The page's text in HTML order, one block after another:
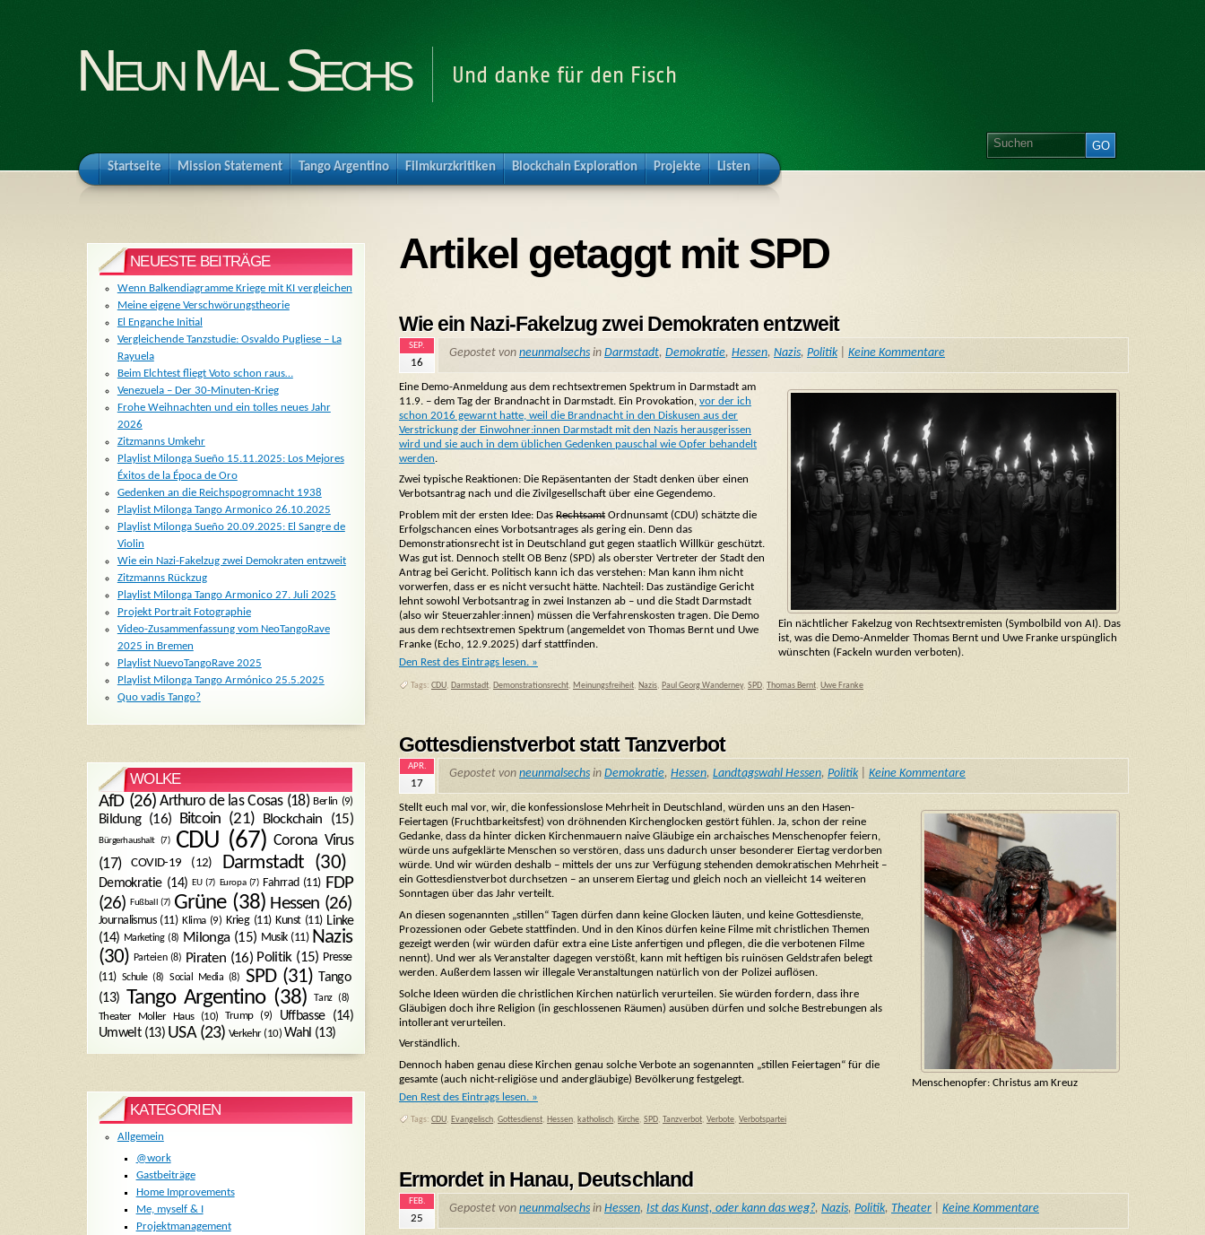
Neun Mal Sechs Und danke für den Fisch
Startseite Mission Statement Tango Argentino Filmkurzkritiken Blockchain Exploration Projekte Listen
Artikel getaggt mit SPD
Wie ein Nazi-Fakelzug zwei Demokraten entzweit
SEP.
16
Gepostet von neunmalsechs in Darmstadt, Demokratie, Hessen, Nazis, Politik| Keine Kommentare
Ein nächtlicher Fakelzug von Rechtsextremisten (Symbolbild von AI). Das
ist, was die Demo-Anmelder Thomas Bernt und Uwe Franke urspünglich
wünschten (Fackeln wurden verboten).
Eine Demo-Anmeldung aus dem rechtsextremen Spektrum in Darmstadt am
11.9. – dem Tag der Brandnacht in Darmstadt. Ein Provokation, vor der ich
schon 2016 gewarnt hatte, weil die Brandnacht in den Diskusen aus der
Verstrickung der Einwohner:innen Darmstadt mit den Nazis herausgerissen
wird und sie auch in dem üblichen Gedenken pauschal wie Opfer behandelt
werden.
Zwei typische Reaktionen: Die Repäsentanten der Stadt denken über einen
Verbotsantrag nach und die Zivilgesellschaft über eine Gegendemo.
Problem mit der ersten Idee: Das Rechtsamt Ordnunsamt (CDU) schätzte die
Erfolgschancen eines Vorbotsantrages als gering ein. Denn das
Demonstrationsrecht ist in Deutschland gut gegen staatlich Willkür geschützt.
Was gut ist. Dennoch stellt OB Benz (SPD) als oberster Vertreter der Stadt den
Antrag bei Gericht. Politisch kann ich das verstehen: Man kann ihm nicht
vorwerfen, dass er es nicht versucht hätte. Nachteil: Das zuständige Gericht
lehnt sowohl Verbotsantrag in zwei Instanzen ab – und die Stadt Darmstadt
(also wir Steuerzahler:innen) müssen die Verfahrenskosten tragen. Die Demo
aus dem rechtsextremen Spektrum (angemeldet von Thomas Bernt und Uwe
Franke (Echo, 12.9.2025) darf stattfinden.
Den Rest des Eintrags lesen. »
Tags: CDU, Darmstadt, Demonstrationsrecht, Meinungsfreiheit, Nazis, Paul Georg Wanderney, SPD, Thomas Bernt, Uwe Franke
Gottesdienstverbot statt Tanzverbot
APR.
17
Gepostet von neunmalsechs in Demokratie, Hessen, Landtagswahl Hessen, Politik| Keine Kommentare
Menschenopfer: Christus am Kreuz
Stellt euch mal vor, wir, die konfessionslose Mehrheit in Deutschland, würden uns an den Hasen-
Feiertagen (Fruchtbarkeitsfest) von dröhnenden Kirchenglocken gestört fühlen. Ja, schon der reine
Gedanke, dass da hinter dicken Kirchenmauern naive Gläubige ein archaisches Menschenopfer feiern,
würde uns aufgeklärte Menschen so verstören, dass uns dadurch unser besonderer Eiertag verdorben
würde. Und wir würden deshalb – mittels der uns zur Verfügung stehenden demokratischen Mehrheit –
ein Gottesdienstverbot durchsetzen – an unserem Eiertag und gleich noch an vielleicht 14 weiteren
Sonntagen über das Jahr verteilt.
An diesen sogenannten „stillen“ Tagen dürfen dann keine Glocken läuten, und keine Gottesdienste,
Prozessionen oder Gebete stattfinden. Und in den Kinos dürfen keine Filme mit christlichen Themen
gezeigt werden (wir würden dafür extra eine Liste anfertigen und pflegen, die die verbotenen Filme
nennt). Und wer als Veranstalter dagegen verstößt, kann mit heftigen bis ruinösen Geldstrafen belegt
werden. Außerdem lassen wir illegale Veranstaltungen natürlich von der Polizei auflösen.
Solche Ideen würden die christlichen Kirchen natürlich verurteilen. Sie würden fordern, dass ihre
Gläubigen doch ihre Religion (in geschlossenen Räumen) ausüben dürfen und solche Bestrebungen als
intollerant verurteilen.
Verständlich.
Dennoch haben genau diese Kirchen genau solche Verbote an sogenannten „stillen Feiertagen“ für die
gesamte (auch nicht-religiöse und andergläubige) Bevölkerung festgelegt.
Den Rest des Eintrags lesen. »
Tags: CDU, Evangelisch, Gottesdienst, Hessen, katholisch, Kirche, SPD, Tanzverbot, Verbote, Verbotspartei
Ermordet in Hanau, Deutschland
FEB.
25
Gepostet von neunmalsechs in Hessen, Ist das Kunst, oder kann das weg?, Nazis, Politik, Theater Keine Kommentare
NEUESTE BEITRÄGE
Wenn Balkendiagramme Kriege mit KI vergleichen
Meine eigene Verschwörungstheorie
El Enganche Initial
Vergleichende Tanzstudie: Osvaldo Pugliese – La
Rayuela
Beim Elchtest fliegt Voto schon raus…
Venezuela – Der 30-Minuten-Krieg
Frohe Weihnachten und ein tolles neues Jahr
2026
Zitzmanns Umkehr
Playlist Milonga Sueño 15.11.2025: Los Mejores
Éxitos de la Época de Oro
Gedenken an die Reichspogromnacht 1938
Playlist Milonga Tango Armonico 26.10.2025
Playlist Milonga Sueño 20.09.2025: El Sangre de
Violin
Wie ein Nazi-Fakelzug zwei Demokraten entzweit
Zitzmanns Rückzug
Playlist Milonga Tango Armonico 27. Juli 2025
Projekt Portrait Fotographie
Video-Zusammenfassung vom NeoTangoRave
2025 in Bremen
Playlist NuevoTangoRave 2025
Playlist Milonga Tango Armónico 25.5.2025
Quo vadis Tango?
WOLKE
AfD(26) Arthuro de las Cosas(18) Berlin (9)
Bildung(16) Bitcoin (21) Blockchain (15)
Bürgerhaushalt (7) CDU (67) Corona Virus
(17)
COVID-19 (12) Darmstadt (30)
Demokratie(14) EU(7) Europa(7) Fahrrad (11) FDP
(26) Fußball (7) Grüne(38) Hessen (26)
Journalismus(11) Klima(9) Krieg(11) Kunst(11) Linke
(14) Marketing(8) Milonga(15) Musik(11) Nazis
(30) Parteien(8) Piraten (16) Politik(15) Presse
(11) Schule(8) Social Media (8) SPD(31) Tango
(13)
Tango Argentino(38) Tanz(8)
Theater Moller Haus(10) Trump(9) Uffbasse(14)
Umwelt(13) USA(23) Verkehr(10) Wahl (13)
KATEGORIEN
Allgemein
@work
Gastbeiträge
Home Improvements
Me, myself & I
Projektmanagement